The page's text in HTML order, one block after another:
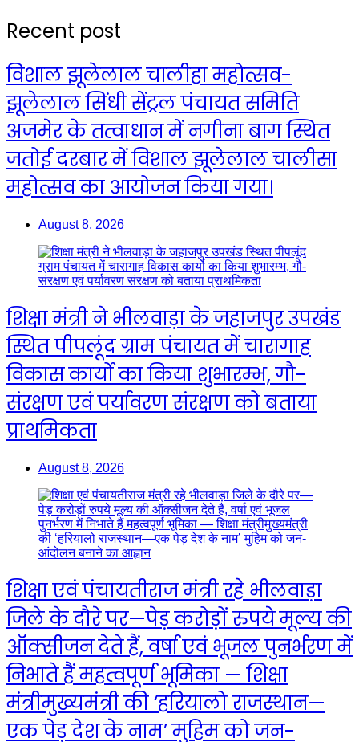
Recent post
विशाल झूलेलाल चालीहा महोत्सव-
झूलेलाल सिंधी सेंट्रल पंचायत समिति
अजमेर के तत्वाधान में नगीना बाग स्थित
जतोई दरबार में विशाल झूलेलाल चालीसा
महोत्सव का आयोजन किया गया।
August 8, 2026
शिक्षा मंत्री ने भीलवाड़ा के जहाजपुर उपखंड
स्थित पीपलूंद ग्राम पंचायत में चारागाह
विकास कार्यो का किया शुभारम्भ, गौ-
संरक्षण एवं पर्यावरण संरक्षण को बताया
प्राथमिकता
August 8, 2026
शिक्षा एवं पंचायतीराज मंत्री रहे भीलवाड़ा
जिले के दौरे पर—पेड़ करोड़ों रुपये मूल्य की
ऑक्सीजन देते हैं, वर्षा एवं भूजल पुनर्भरण में
निभाते हैं महत्वपूर्ण भूमिका — शिक्षा
मंत्रीमुख्यमंत्री की ‘हरियालो राजस्थान—
एक पेड़ देश के नाम’ मुहिम को जन-